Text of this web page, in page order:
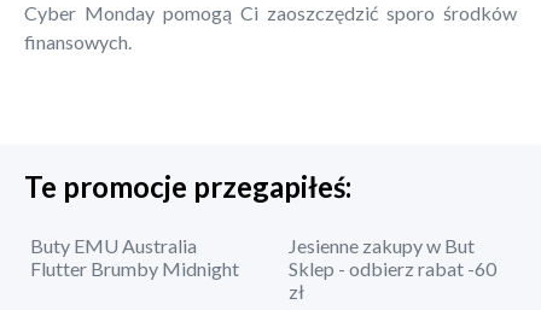
Cyber Monday pomogą Ci zaoszczędzić sporo środków
finansowych.
Te promocje przegapiłeś:
Buty EMU Australia
Flutter Brumby Midnight
Jesienne zakupy w But
Sklep - odbierz rabat -60
zł